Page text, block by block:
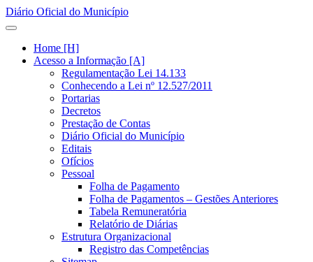
Diário Oficial do Município
Home [H]
Acesso a Informação [A]
Regulamentação Lei 14.133
Conhecendo a Lei nº 12.527/2011
Portarias
Decretos
Prestação de Contas
Diário Oficial do Município
Editais
Ofícios
Pessoal
Folha de Pagamento
Folha de Pagamentos – Gestões Anteriores
Tabela Remuneratória
Relatório de Diárias
Estrutura Organizacional
Registro das Competências